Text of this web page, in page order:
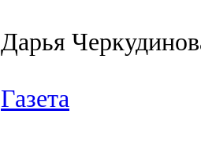
Дарья
Газета